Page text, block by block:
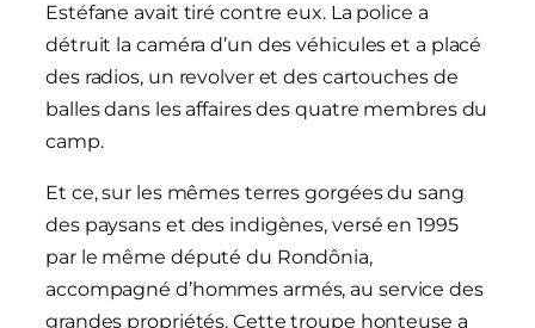
Estéfane avait tiré contre eux. La police a
détruit la caméra d’un des véhicules et a placé
des radios, un revolver et des cartouches de
balles dans les affaires des quatre membres du
camp.
Et ce, sur les mêmes terres gorgées du sang
des paysans et des indigènes, versé en 1995
par le même député du Rondônia,
accompagné d’hommes armés, au service des
grandes propriétés. Cette troupe honteuse a